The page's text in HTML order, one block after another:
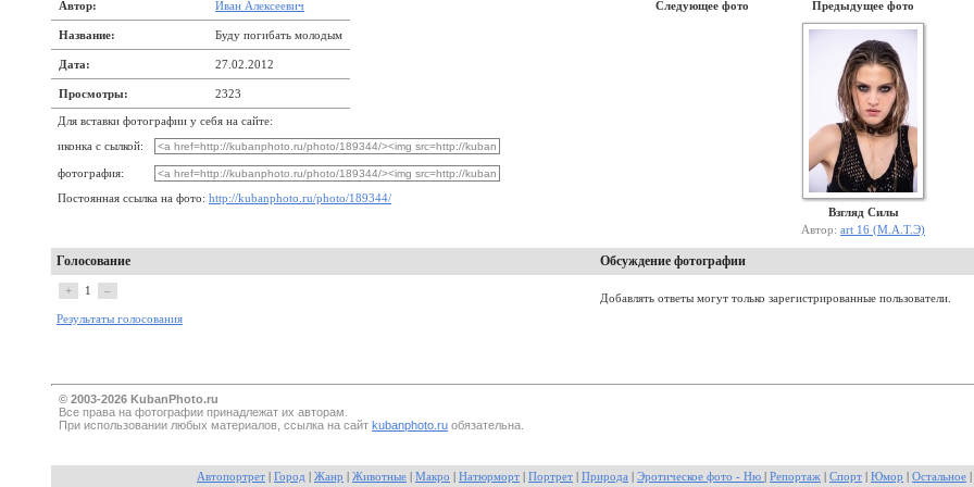
Автор: Иван Алексеевич
Название: Буду погибать молодым
Дата: 27.02.2012
Просмотры: 2323
Для вставки фотографии у себя на сайте:
иконка с сылкой:
фотография:
Постоянная ссылка на фото: http://kubanphoto.ru/photo/189344/
Следующее фото Предыдущее фото
Взгляд Силы
Автор: art 16 (М.А.Т.Э)
Голосование Обсуждение фотографии
+ 1 –
Результаты голосования
Добавлять ответы могут только зарегистрированные пользователи.
© 2003-2026 KubanPhoto.ru
Все прaва на фотографии принадлежат их авторам.
При использовании любых материалов, ссылка на сайт kubanphoto.ru обязательна.
Автопортрет Город Жанр Животные Макро Натюрморт Портрет Природа Эротическое фото - Ню Репортаж Спорт Юмор Остальное